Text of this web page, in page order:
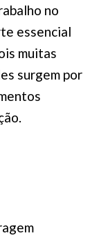
no
essencial
muitas
surgem por